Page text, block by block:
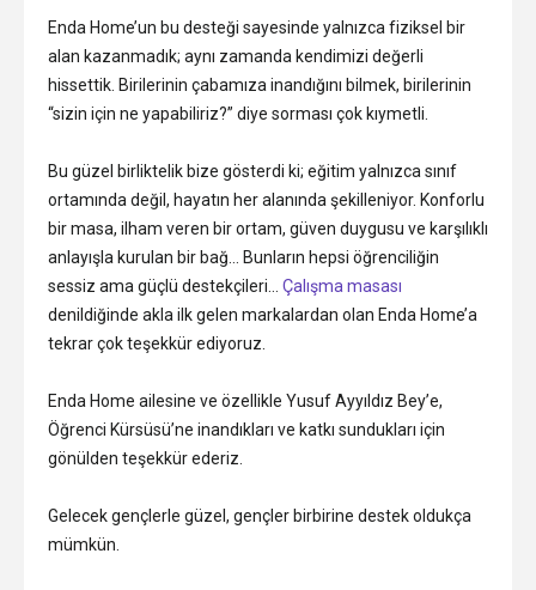
Enda Home’un bu desteği sayesinde yalnızca fiziksel bir
alan kazanmadık; aynı zamanda kendimizi değerli
hissettik. Birilerinin çabamıza inandığını bilmek, birilerinin
“sizin için ne yapabiliriz?” diye sorması çok kıymetli.
Bu güzel birliktelik bize gösterdi ki; eğitim yalnızca sınıf
ortamında değil, hayatın her alanında şekilleniyor. Konforlu
bir masa, ilham veren bir ortam, güven duygusu ve karşılıklı
anlayışla kurulan bir bağ… Bunların hepsi öğrenciliğin
sessiz ama güçlü destekçileri… Çalışma masası
denildiğinde akla ilk gelen markalardan olan Enda Home’a
tekrar çok teşekkür ediyoruz.
Enda Home ailesine ve özellikle Yusuf Ayyıldız Bey’e,
Öğrenci Kürsüsü’ne inandıkları ve katkı sundukları için
gönülden teşekkür ederiz.
Gelecek gençlerle güzel, gençler birbirine destek oldukça
mümkün.